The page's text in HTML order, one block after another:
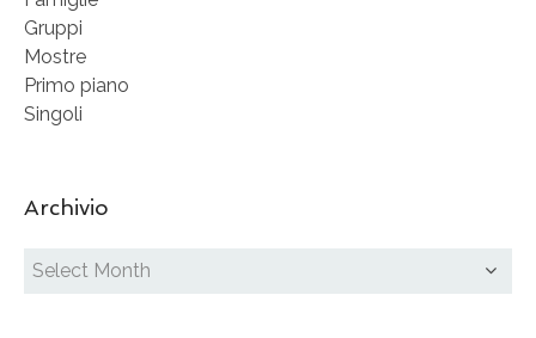
Gruppi
Mostre
Primo piano
Singoli
Archivio